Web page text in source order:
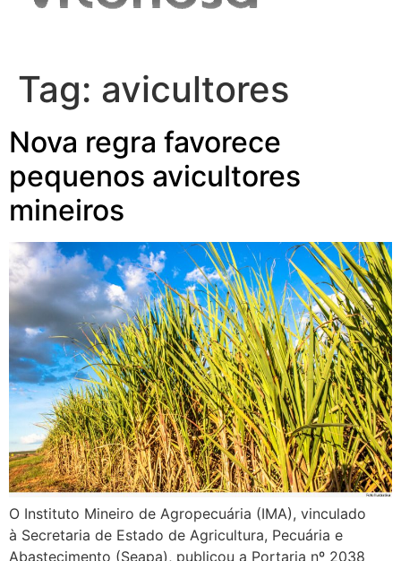
Tag: avicultores
Nova regra favorece
pequenos avicultores
mineiros
O Instituto Mineiro de Agropecuária (IMA), vinculado
à Secretaria de Estado de Agricultura, Pecuária e
Abastecimento (Seapa), publicou a Portaria nº 2038